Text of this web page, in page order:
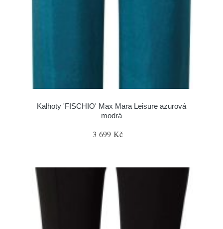
Kalhoty 'FISCHIO' Max Mara Leisure azurová
modrá
3 699 Kč